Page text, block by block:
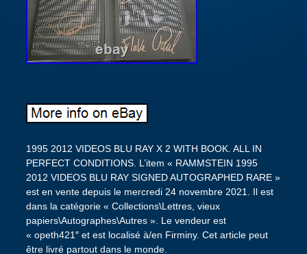
1995 2012 VIDEOS BLU RAY X 2 WITH BOOK. ALL IN
PERFECT CONDITIONS. L’item « RAMMSTEIN 1995
2012 VIDEOS BLU RAY SIGNED AUTOGRAPHED RARE »
est en vente depuis le mercredi 24 novembre 2021. Il est
dans la catégorie « Collections\Lettres, vieux
papiers\Autographes\Autres ». Le vendeur est
« opeth421″ et est localisé à/en Firminy. Cet article peut
être livré partout dans le monde.